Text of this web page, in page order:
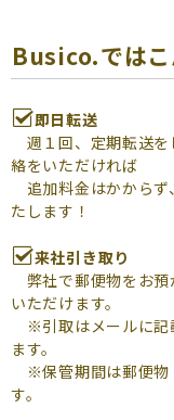
Busico.ではこ
即日転送
週１回、定期転送を
絡をいただければ
追加料金はかからず
たします！
来社引き取り
弊社で郵便物をお預
いただけます。
※引取はメールに記
ます。
※保管期間は郵便物
す。